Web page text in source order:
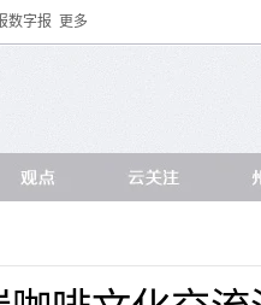
数字报 更多